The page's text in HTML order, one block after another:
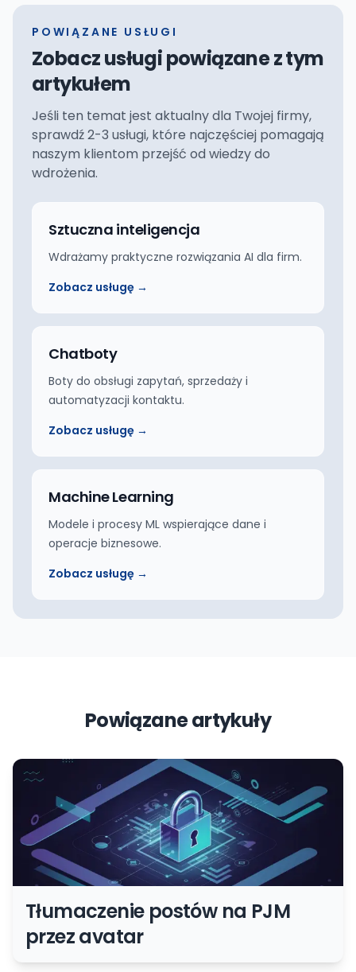
POWIĄZANE USŁUGI
Zobacz usługi powiązane z tym
artykułem
Jeśli ten temat jest aktualny dla Twojej firmy,
sprawdź 2-3 usługi, które najczęściej pomagają
naszym klientom przejść od wiedzy do
wdrożenia.
Sztuczna inteligencja
Wdrażamy praktyczne rozwiązania AI dla firm.
Zobacz usługę →
Chatboty
Boty do obsługi zapytań, sprzedaży i
automatyzacji kontaktu.
Zobacz usługę →
Machine Learning
Modele i procesy ML wspierające dane i
operacje biznesowe.
Zobacz usługę →
Powiązane artykuły
Tłumaczenie postów na PJM
przez avatar